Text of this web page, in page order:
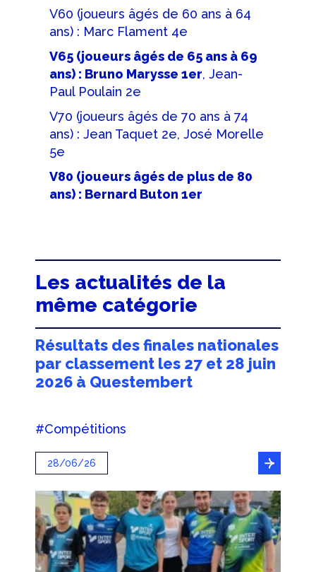
V60 (joueurs âgés de 60 ans à 64
ans) : Marc Flament 4e
V65 (joueurs âgés de 65 ans à 69
ans) : Bruno Marysse 1er, Jean-
Paul Poulain 2e
V70 (joueurs âgés de 70 ans à 74
ans) : Jean Taquet 2e, José Morelle
5e
V80 (joueurs âgés de plus de 80
ans) : Bernard Buton 1er
Les actualités de la
même catégorie
Résultats des finales nationales
par classement les 27 et 28 juin
2026 à Questembert
#Compétitions
28/06/26